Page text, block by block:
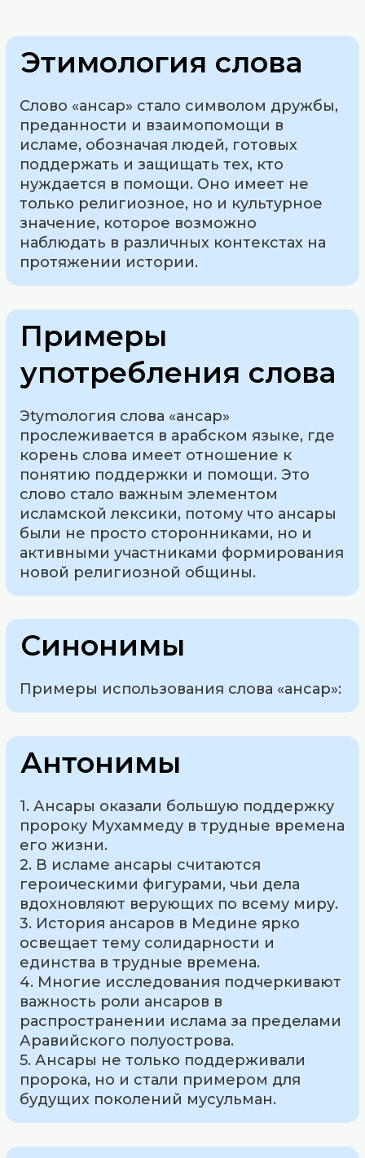
Этимология слова
Слово «ансар» стало символом дружбы,
преданности и взаимопомощи в
исламе, обозначая людей, готовых
поддержать и защищать тех, кто
нуждается в помощи. Оно имеет не
только религиозное, но и культурное
значение, которое возможно
наблюдать в различных контекстах на
протяжении истории.
Примеры
употребления слова
Эtymология слова «ансар»
прослеживается в арабском языке, где
корень слова имеет отношение к
понятию поддержки и помощи. Это
слово стало важным элементом
исламской лексики, потому что ансары
были не просто сторонниками, но и
активными участниками формирования
новой религиозной общины.
Синонимы
Примеры использования слова «ансар»:
Антонимы
1. Ансары оказали большую поддержку
пророку Мухаммеду в трудные времена
его жизни.
2. В исламе ансары считаются
героическими фигурами, чьи дела
вдохновляют верующих по всему миру.
3. История ансаров в Медине ярко
освещает тему солидарности и
единства в трудные времена.
4. Многие исследования подчеркивают
важность роли ансаров в
распространении ислама за пределами
Аравийского полуострова.
5. Ансары не только поддерживали
пророка, но и стали примером для
будущих поколений мусульман.